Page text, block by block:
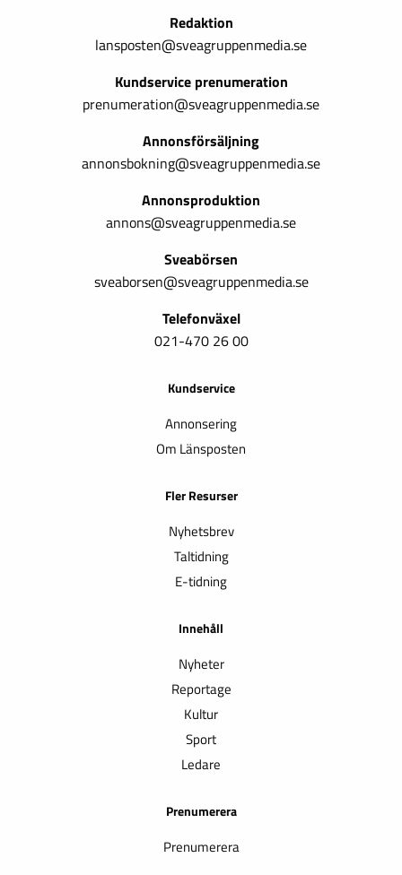
Redaktion
lansposten@sveagruppenmedia.se
Kundservice prenumeration
prenumeration@sveagruppenmedia.se
Annonsförsäljning
annonsbokning@sveagruppenmedia.se
Annonsproduktion
annons@sveagruppenmedia.se
Sveabörsen
sveaborsen@sveagruppenmedia.se
Telefonväxel
021-470 26 00
Kundservice
Annonsering
Om Länsposten
Fler Resurser
Nyhetsbrev
Taltidning
E-tidning
Innehåll
Nyheter
Reportage
Kultur
Sport
Ledare
Prenumerera
Prenumerera